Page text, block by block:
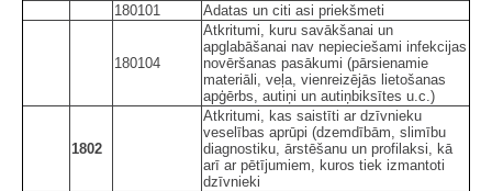
180101
Adatas un citi asi priekšmeti
180104
Atkritumi, kuru savākšanai un
apglabāšanai nav nepieciešami infekcijas
novēršanas pasākumi (pārsienamie
materiāli, veļa, vienreizējās lietošanas
apģērbs, autiņi un autiņbiksītes u.c.)
1802
Atkritumi, kas saistīti ar dzīvnieku
veselības aprūpi (dzemdībām, slimību
diagnostiku, ārstēšanu un profilaksi, kā
arī ar pētījumiem, kuros tiek izmantoti
dzīvnieki